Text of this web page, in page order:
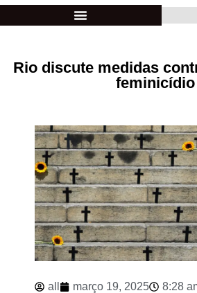
Rio discute medidas
feminicídio
all março 19, 2025
8:28